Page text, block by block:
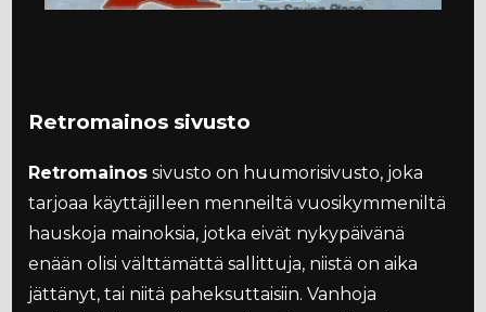
Retromainos sivusto
Retromainos sivusto on huumorisivusto, joka
tarjoaa käyttäjilleen menneiltä vuosikymmeniltä
hauskoja mainoksia, jotka eivät nykypäivänä
enään olisi välttämättä sallittuja, niistä on aika
jättänyt, tai niitä paheksuttaisiin. Vanhoja